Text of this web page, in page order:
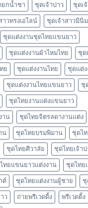
ยกน้ำชา ชุดเจ้าบ่าว ชุดเ
าวทรงเอไลน์ ชุดเจ้าสาวมินิ
ชุดแต่งงานชุดไทยแขนยาว
ชุดแต่งงานผ้าไหมไทย ชุด
ย ชุดแต่งงานไทย ชุดแต่
ชุดแต่งงานไทยแขนยาว ชุ
ชุดไทยงานแต่งแขนยาว
าน ชุดไทยจิตรลดางานแต่ง
น ชุดไทยบรมพิมาน ชุดไ
ชุดไทยศิวาลัย ชุดไทยเจ้าบ่
ทยแขนยาวแต่งงาน ชุดไทย
ต์ ชุดไทยแต่งงานผู้ชาย ชุ
ว ถ่ายพรีเวดดิ้ง พรีเวดดิ้ง